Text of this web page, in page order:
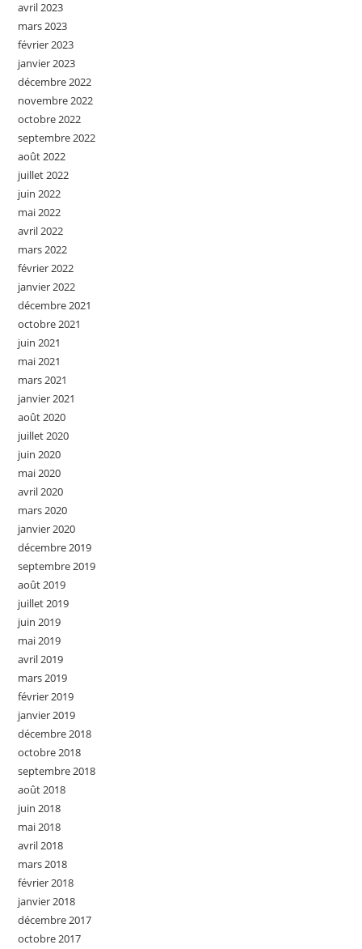
avril 2023
mars 2023
février 2023
janvier 2023
décembre 2022
novembre 2022
octobre 2022
septembre 2022
août 2022
juillet 2022
juin 2022
mai 2022
avril 2022
mars 2022
février 2022
janvier 2022
décembre 2021
octobre 2021
juin 2021
mai 2021
mars 2021
janvier 2021
août 2020
juillet 2020
juin 2020
mai 2020
avril 2020
mars 2020
janvier 2020
décembre 2019
septembre 2019
août 2019
juillet 2019
juin 2019
mai 2019
avril 2019
mars 2019
février 2019
janvier 2019
décembre 2018
octobre 2018
septembre 2018
août 2018
juin 2018
mai 2018
avril 2018
mars 2018
février 2018
janvier 2018
décembre 2017
octobre 2017